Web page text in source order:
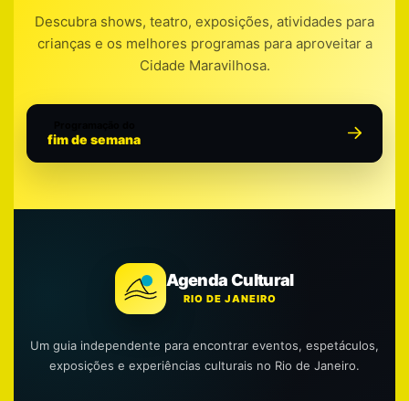
Descubra shows, teatro, exposições, atividades para
crianças e os melhores programas para aproveitar a
Cidade Maravilhosa.
fim de semana
Agenda Cultural
RIO DE JANEIRO
Um guia independente para encontrar eventos, espetáculos,
exposições e experiências culturais no Rio de Janeiro.